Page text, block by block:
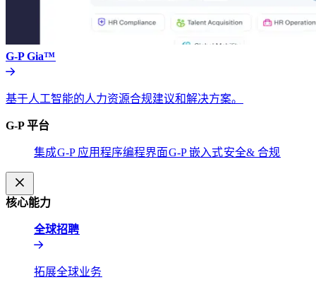
G-P Gia™​​
基于人工智能的人力资源合规建议和解决方案。​​
G-P 平台​​
集成​​G-P 应用程序编程界面​​G-P 嵌入式​​安全& 合规​​
核心能力​​
全球招聘​​
拓展全球业务​​